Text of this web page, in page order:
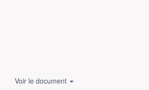
Voir le document